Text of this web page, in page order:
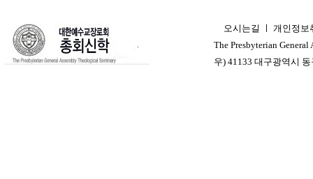
오시는길 ㅣ 개인정보
The Presbyterian
우) 41133 대구광역시